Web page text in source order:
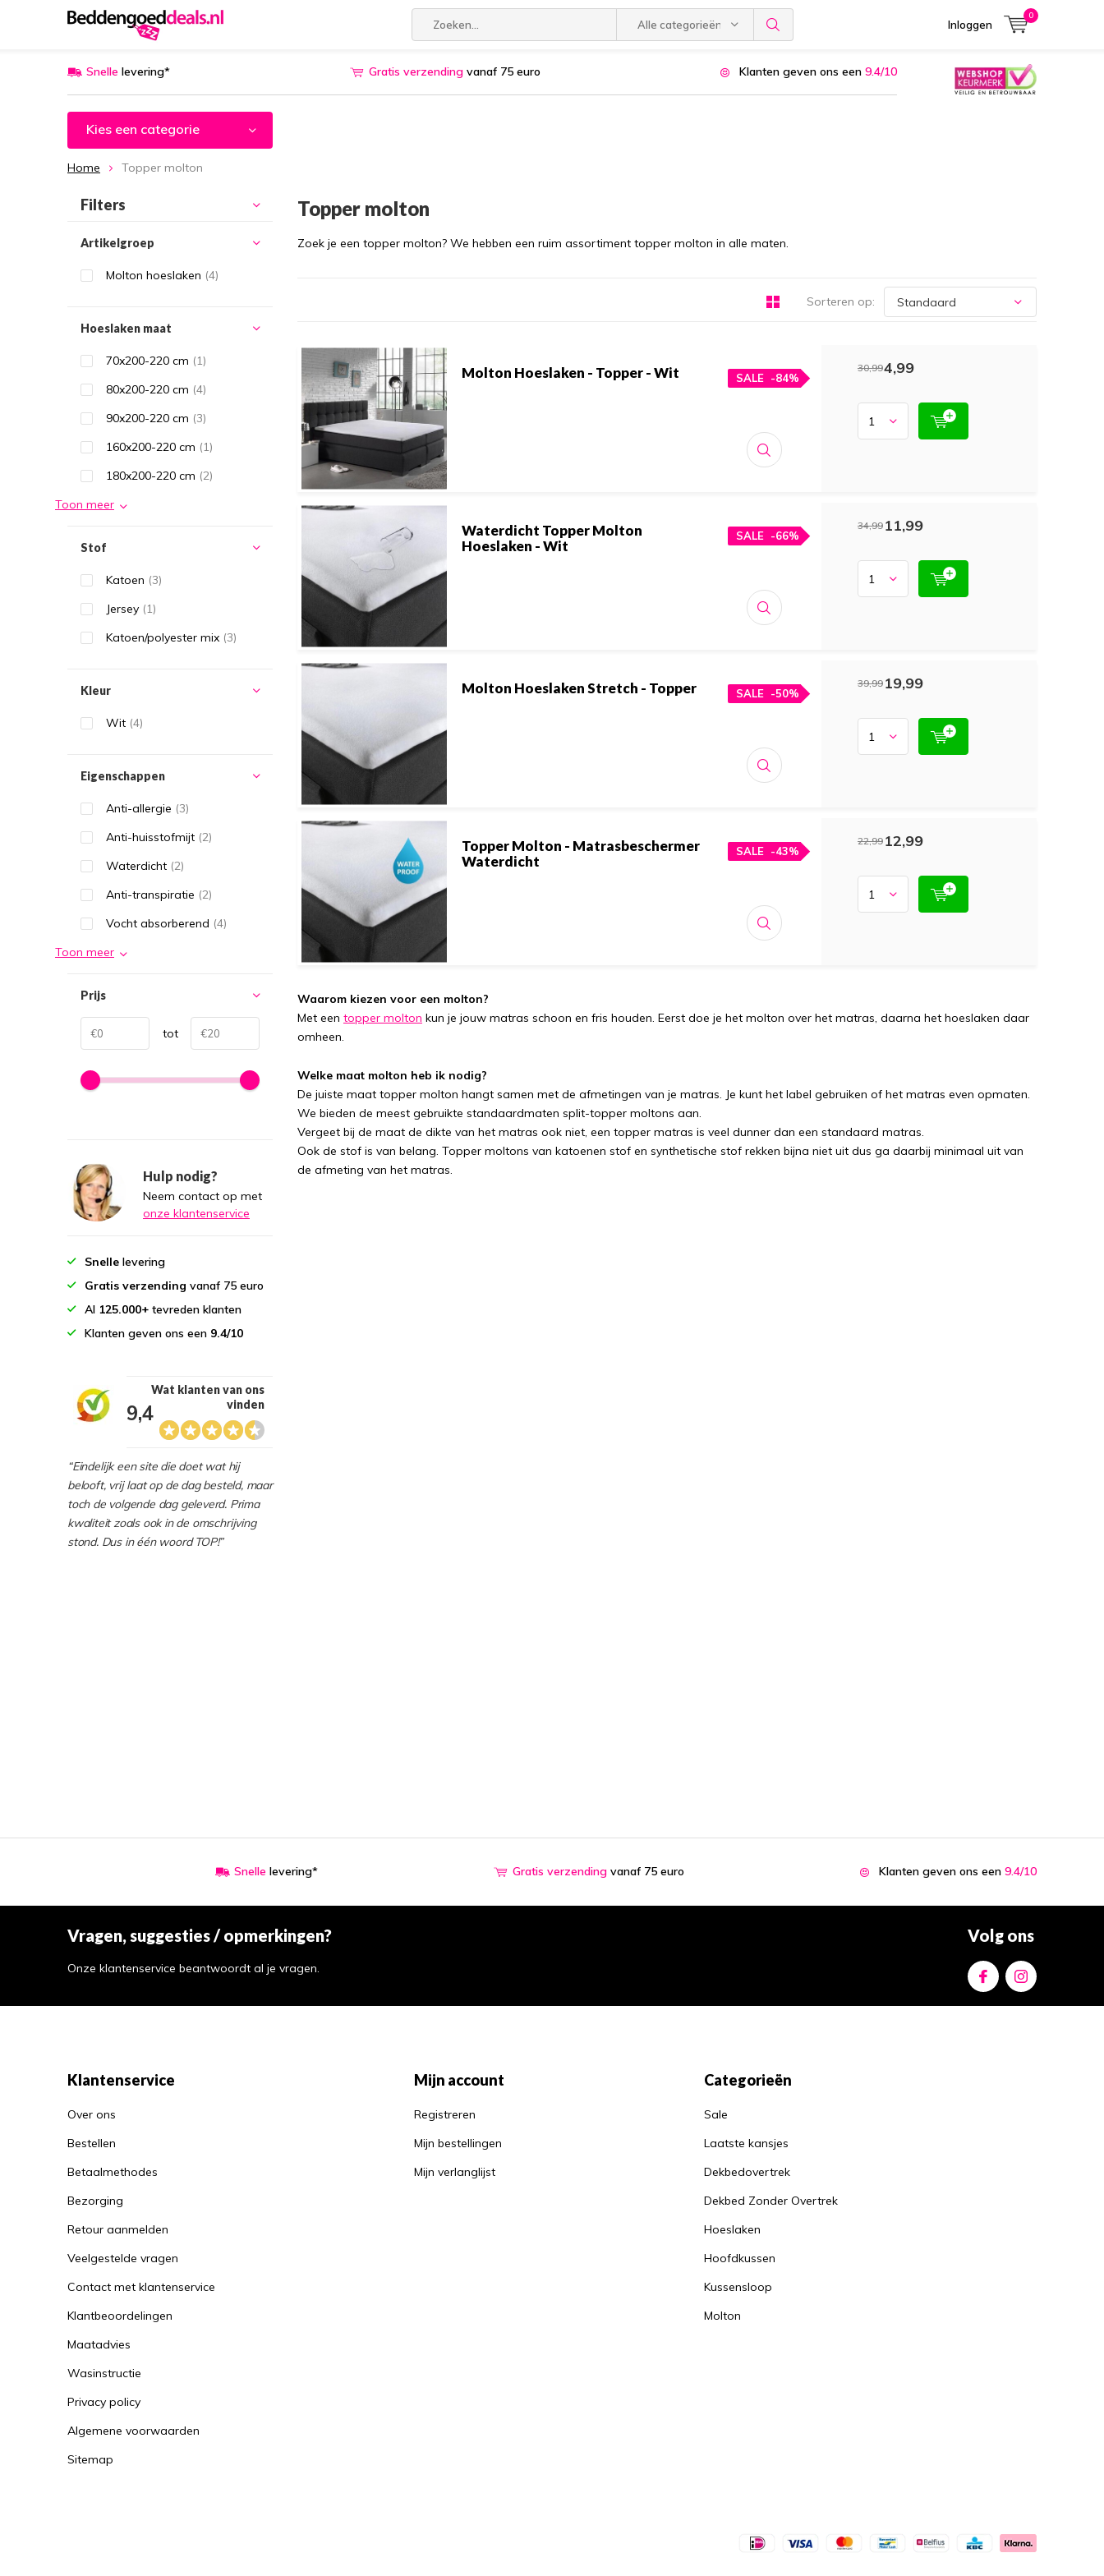
Alle categorieën Inloggen
0
Snelle levering* Gratis verzending vanaf 75 euro Klanten geven ons een 9.4/10
Kies een categorie
Home Topper molton
Topper molton
Zoek je een topper molton? We hebben een ruim assortiment topper molton in alle maten.
Sorteren op:
Molton Hoeslaken - Topper - Wit 30,994,99
-84%
SALE
Waterdicht Topper Molton
Hoeslaken - Wit
34,9911,99
-66%
SALE
Molton Hoeslaken Stretch - Topper 39,9919,99
-50%
SALE
Topper Molton - Matrasbeschermer
Waterdicht
22,9912,99
-43%
SALE
Waarom kiezen voor een molton?
Met een topper molton kun je jouw matras schoon en fris houden. Eerst doe je het molton over het matras, daarna het hoeslaken daar
omheen.
Welke maat molton heb ik nodig?
De juiste maat topper molton hangt samen met de afmetingen van je matras. Je kunt het label gebruiken of het matras even opmaten.
We bieden de meest gebruikte standaardmaten split-topper moltons aan.
Vergeet bij de maat de dikte van het matras ook niet, een topper matras is veel dunner dan een standaard matras.
Ook de stof is van belang. Topper moltons van katoenen stof en synthetische stof rekken bijna niet uit dus ga daarbij minimaal uit van
de afmeting van het matras.
Filters
Artikelgroep
Molton hoeslaken (4)
Hoeslaken maat
70x200-220 cm (1)
80x200-220 cm (4)
90x200-220 cm (3)
160x200-220 cm (1)
180x200-220 cm (2)
Toon meer
Stof
Katoen (3)
Jersey (1)
Katoen/polyester mix (3)
Kleur
Wit (4)
Eigenschappen
Anti-allergie (3)
Anti-huisstofmijt (2)
Waterdicht (2)
Anti-transpiratie (2)
Vocht absorberend (4)
Toon meer
Prijs
tot
Hulp nodig?
Neem contact op met
onze klantenservice
Snelle levering
Gratis verzending vanaf 75 euro
Al 125.000+ tevreden klanten
Klanten geven ons een 9.4/10
9,4
Wat klanten van ons
vinden
“Eindelijk een site die doet wat hij
belooft, vrij laat op de dag besteld, maar
toch de volgende dag geleverd. Prima
kwaliteit zoals ook in de omschrijving
stond. Dus in één woord TOP!”
Snelle levering* Gratis verzending vanaf 75 euro Klanten geven ons een 9.4/10
Vragen, suggesties / opmerkingen?
Onze klantenservice beantwoordt al je vragen.
Volg ons
Klantenservice
Over ons
Bestellen
Betaalmethodes
Bezorging
Retour aanmelden
Veelgestelde vragen
Contact met klantenservice
Klantbeoordelingen
Maatadvies
Wasinstructie
Privacy policy
Algemene voorwaarden
Sitemap
Mijn account
Registreren
Mijn bestellingen
Mijn verlanglijst
Categorieën
Sale
Laatste kansjes
Dekbedovertrek
Dekbed Zonder Overtrek
Hoeslaken
Hoofdkussen
Kussensloop
Molton